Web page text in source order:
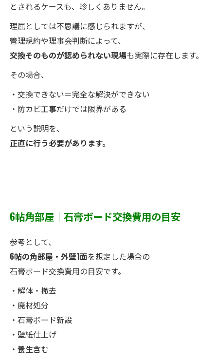
とされるケースも、珍しくありません。
理屈としては不思議に感じられますが、
管理規約や理事会判断によって、
交換そのものが認められない現場も実際に存在します。
その場合、
・交換できない＝完全な解決ができない
・防カビ工事だけでは限界がある
という説明を、
正直に行う必要があります。
6帖角部屋｜石膏ボード交換費用の目安
参考として、
6帖の角部屋・外壁1面を想定した場合の
石膏ボード交換費用の目安です。
・解体・撤去
・廃材処分
・石膏ボード新設
・壁紙仕上げ
・養生含む